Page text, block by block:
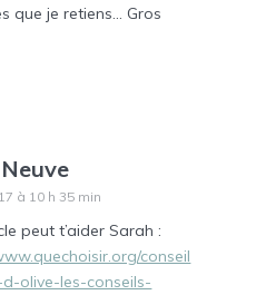
que je retiens… Gros
à 10 h 35 min
peut t’aider Sarah :
conseil
d-olive-les-conseils-